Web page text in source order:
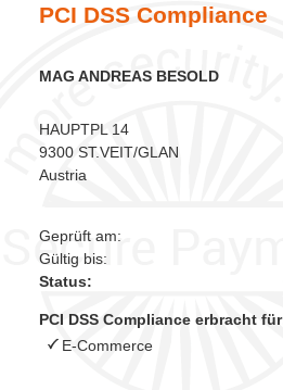
PCI DSS Compliance
MAG ANDREAS BESOLD
HAUPTPL 14
9300 ST.VEIT/GLAN
Austria
Geprüft am:
Gültig bis:
Status:
PCI DSS Compliance erbracht
E-Commerce